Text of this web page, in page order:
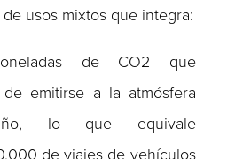
usos mixtos que integra:
de CO2 que
de emitirse a la atmósfera
lo que equivale
de viajes de vehículos